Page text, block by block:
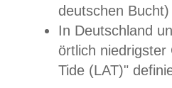
deutschen
In Deutschland
örtlich
Tide (LAT)"